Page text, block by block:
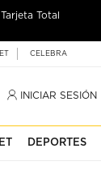
Total
CELEBRA
INICIAR SESIÓN
DEPORTES